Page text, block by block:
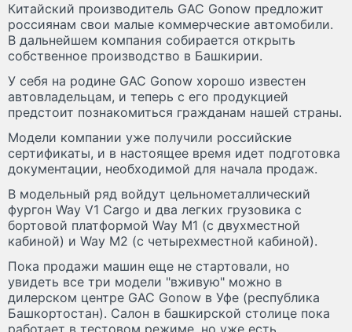
Китайский производитель GAC Gonow предложит
россиянам свои малые коммерческие автомобили.
В дальнейшем компания собирается открыть
собственное производство в Башкирии.
У себя на родине GAC Gonow хорошо известен
автовладельцам, и теперь с его продукцией
предстоит познакомиться гражданам нашей страны.
Модели компании уже получили российские
сертификаты, и в настоящее время идет подготовка
документации, необходимой для начала продаж.
В модельный ряд войдут цельнометаллический
фургон Way V1 Cargo и два легких грузовика с
бортовой платформой Way M1 (c двухместной
кабиной) и Way M2 (c четырехместной кабиной).
Пока продажи машин еще не стартовали, но
увидеть все три модели "вживую" можно в
дилерском центре GAC Gonow в Уфе (республика
Башкортостан). Салон в башкирской столице пока